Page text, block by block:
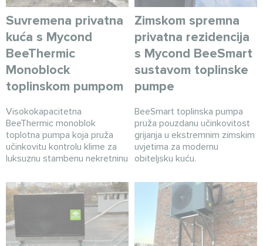
Suvremena privatna
kuća s Mycond
BeeThermic
Monoblock
toplinskom pumpom
Visokokapacitetna
BeeThermic monoblok
toplotna pumpa koja pruža
učinkovitu kontrolu klime za
luksuznu stambenu nekretninu
Zimskom spremna
privatna rezidencija
s Mycond BeeSmart
sustavom toplinske
pumpe
BeeSmart toplinska pumpa
pruža pouzdanu učinkovitost
grijanja u ekstremnim zimskim
uvjetima za modernu
obiteljsku kuću.